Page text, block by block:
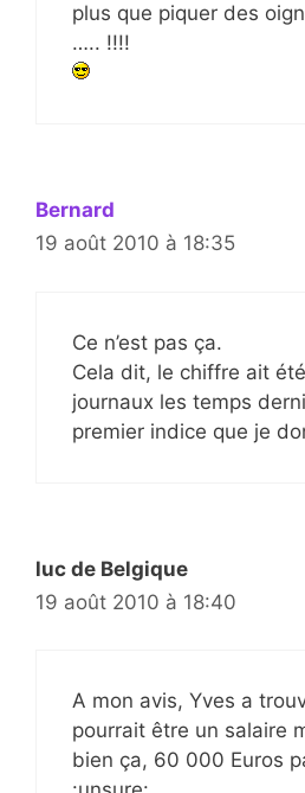
plus que piquer des
….. !!!!
Bernard
19 août 2010 à 18:35
Ce n’est pas ça.
Cela dit, le chiffre ait
journaux les temps
premier indice que je
luc de Belgique
19 août 2010 à 18:40
A mon avis, Yves a
pourrait être un salaire
bien ça, 60 000 Euros